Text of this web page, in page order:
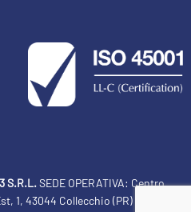
S.R.L.SEDE OPERATIVA: Centro
1, 43044 Collecchio (PR) Italia